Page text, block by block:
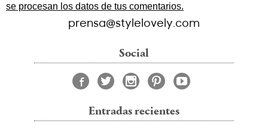
se procesan los datos de tus comentarios.
prensa@stylelovely.com
Social
Entradas recientes